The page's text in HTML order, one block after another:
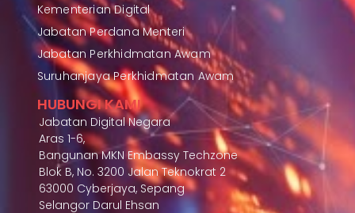
Kementerian Digital
Jabatan Perdana Menteri
Jabatan Perkhidmatan Awam
Suruhanjaya Perkhidmatan Awam
HUBUNGI KAMI
Jabatan Digital Negara
Aras 1-6,
Bangunan MKN Embassy Techzone
Blok B, No. 3200 Jalan Teknokrat 2
63000 Cyberjaya, Sepang
Selangor Darul Ehsan